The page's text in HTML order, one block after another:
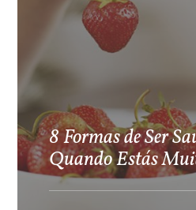
8 Formas de Ser
Quando Estás